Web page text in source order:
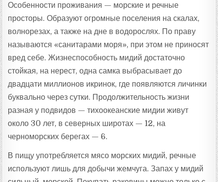
Особенности проживания — морские и речные
просторы. Образуют огромные поселения на скалах,
волнорезах, а также на дне в водорослях. По праву
называются «санитарами моря», при этом не приносят
вред себе. Жизнеспособность мидий достаточно
стойкая, на нерест, одна самка выбрасывает до
двадцати миллионов икринок, где появляются личинки
буквально через сутки. Продолжительность жизни
разная у подвидов — тихоокеанские мидии живут
около 30 лет, в северных широтах — 12, на
черноморских берегах — 6.
В пищу употребляется мясо морских мидий, речные
используют лишь для добычи жемчуга. Запах у мидий